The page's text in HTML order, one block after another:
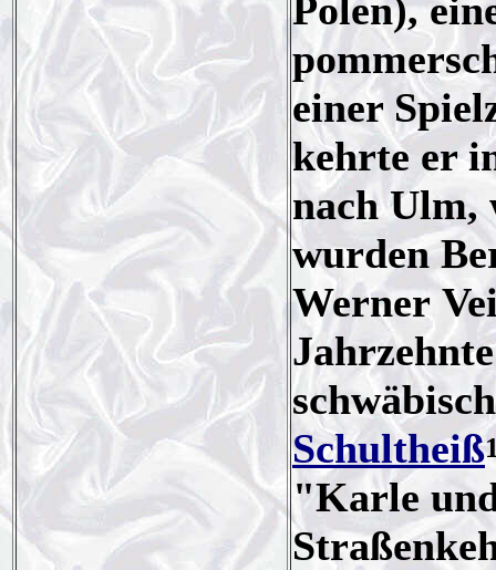
Polen),
einer
kehrte er
nach Ulm,
wurden
Werner
Schultheiß
"Karle